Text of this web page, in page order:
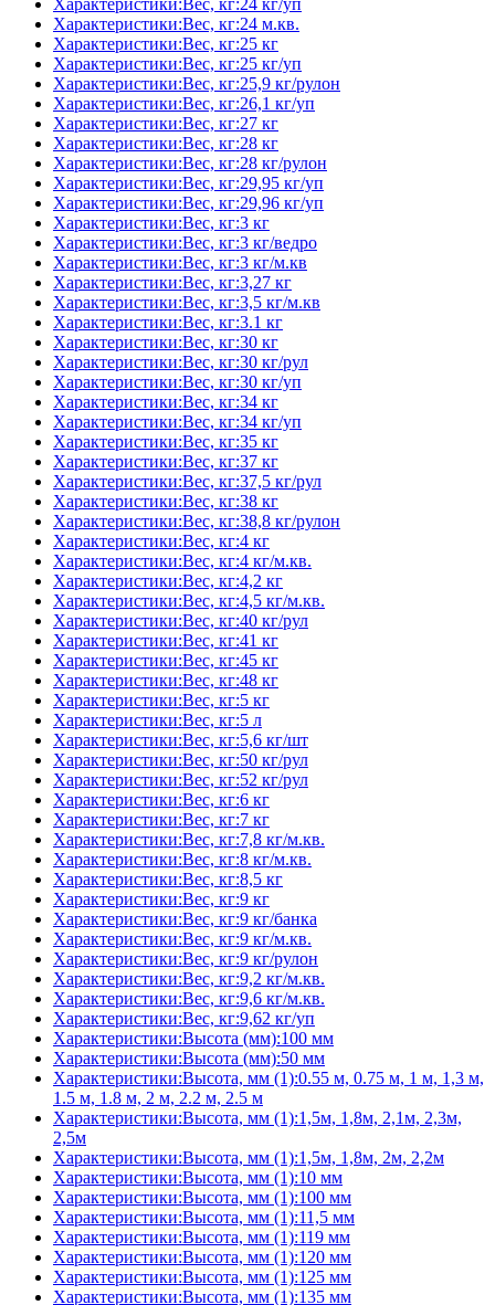
Характеристики:Вес, кг:24 кг/уп
Характеристики:Вес, кг:24 м.кв.
Характеристики:Вес, кг:25 кг
Характеристики:Вес, кг:25 кг/уп
Характеристики:Вес, кг:25,9 кг/рулон
Характеристики:Вес, кг:26,1 кг/уп
Характеристики:Вес, кг:27 кг
Характеристики:Вес, кг:28 кг
Характеристики:Вес, кг:28 кг/рулон
Характеристики:Вес, кг:29,95 кг/уп
Характеристики:Вес, кг:29,96 кг/уп
Характеристики:Вес, кг:3 кг
Характеристики:Вес, кг:3 кг/ведро
Характеристики:Вес, кг:3 кг/м.кв
Характеристики:Вес, кг:3,27 кг
Характеристики:Вес, кг:3,5 кг/м.кв
Характеристики:Вес, кг:3.1 кг
Характеристики:Вес, кг:30 кг
Характеристики:Вес, кг:30 кг/рул
Характеристики:Вес, кг:30 кг/уп
Характеристики:Вес, кг:34 кг
Характеристики:Вес, кг:34 кг/уп
Характеристики:Вес, кг:35 кг
Характеристики:Вес, кг:37 кг
Характеристики:Вес, кг:37,5 кг/рул
Характеристики:Вес, кг:38 кг
Характеристики:Вес, кг:38,8 кг/рулон
Характеристики:Вес, кг:4 кг
Характеристики:Вес, кг:4 кг/м.кв.
Характеристики:Вес, кг:4,2 кг
Характеристики:Вес, кг:4,5 кг/м.кв.
Характеристики:Вес, кг:40 кг/рул
Характеристики:Вес, кг:41 кг
Характеристики:Вес, кг:45 кг
Характеристики:Вес, кг:48 кг
Характеристики:Вес, кг:5 кг
Характеристики:Вес, кг:5 л
Характеристики:Вес, кг:5,6 кг/шт
Характеристики:Вес, кг:50 кг/рул
Характеристики:Вес, кг:52 кг/рул
Характеристики:Вес, кг:6 кг
Характеристики:Вес, кг:7 кг
Характеристики:Вес, кг:7,8 кг/м.кв.
Характеристики:Вес, кг:8 кг/м.кв.
Характеристики:Вес, кг:8,5 кг
Характеристики:Вес, кг:9 кг
Характеристики:Вес, кг:9 кг/банка
Характеристики:Вес, кг:9 кг/м.кв.
Характеристики:Вес, кг:9 кг/рулон
Характеристики:Вес, кг:9,2 кг/м.кв.
Характеристики:Вес, кг:9,6 кг/м.кв.
Характеристики:Вес, кг:9,62 кг/уп
Характеристики:Высота (мм):100 мм
Характеристики:Высота (мм):50 мм
Характеристики:Высота, мм (1):0.55 м, 0.75 м, 1 м, 1,3 м,
1.5 м, 1.8 м, 2 м, 2.2 м, 2.5 м
Характеристики:Высота, мм (1):1,5м, 1,8м, 2,1м, 2,3м,
2,5м
Характеристики:Высота, мм (1):1,5м, 1,8м, 2м, 2,2м
Характеристики:Высота, мм (1):10 мм
Характеристики:Высота, мм (1):100 мм
Характеристики:Высота, мм (1):11,5 мм
Характеристики:Высота, мм (1):119 мм
Характеристики:Высота, мм (1):120 мм
Характеристики:Высота, мм (1):125 мм
Характеристики:Высота, мм (1):135 мм